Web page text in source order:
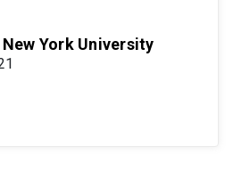
York University